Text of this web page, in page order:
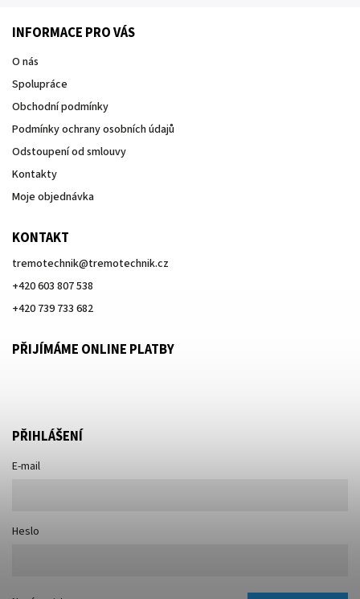
INFORMACE PRO VÁS
O nás
Spolupráce
Obchodní podmínky
Podmínky ochrany osobních údajů
Odstoupení od smlouvy
Kontakty
Moje objednávka
KONTAKT
tremotechnik@tremotechnik.cz
+420 603 807 538
+420 739 733 682
PŘIJÍMÁME ONLINE PLATBY
PŘIHLÁŠENÍ
E-mail
Heslo